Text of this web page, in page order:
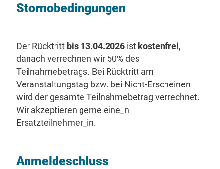
Stornobedingungen
Der Rücktritt bis 13.04.2026 ist kostenfrei,
danach verrechnen wir 50% des
Teilnahmebetrags. Bei Rücktritt am
Veranstaltungstag bzw. bei Nicht-Erscheinen
wird der gesamte Teilnahmebetrag verrechnet.
Wir akzeptieren gerne eine_n
Ersatzteilnehmer_in.
Anmeldeschluss